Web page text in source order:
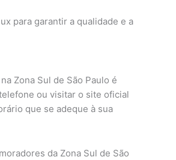
para garantir a qualidade e a
Zona Sul de São Paulo é
ou visitar o site oficial
que se adeque à sua
da Zona Sul de São